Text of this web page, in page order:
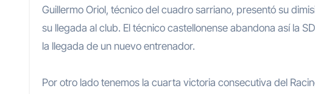
Guillermo Oriol, técnico del cuadro sarriano, presentó su
su llegada al club. El técnico castellonense abandona así la
la llegada de un nuevo entrenador.
Por otro lado tenemos la cuarta victoria consecutiva del